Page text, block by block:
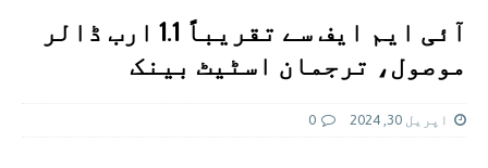
آئی ایم ایف سے تقریباً 1.1 ارب ڈالر
موصول، ترجمان اسٹیٹ بینک
اپریل 30, 2024 0